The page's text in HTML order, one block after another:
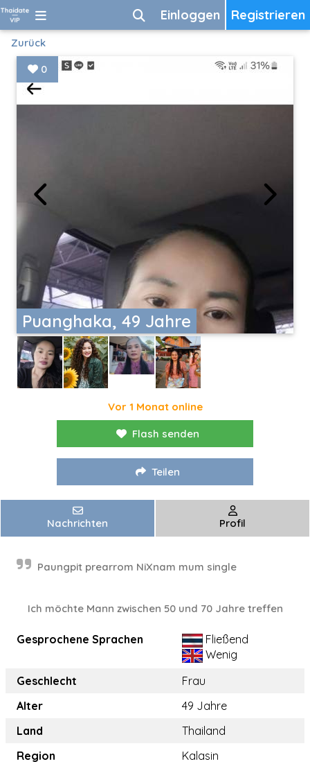
Registrieren
Einloggen
Zurück
Puanghaka, 49 Jahre
0
Vor 1 Monat online
Flash senden
Teilen
Nachrichten Profil
Paungpit prearrom NiXnam mum single
Ich möchte Mann zwischen 50 und 70 Jahre treffen
Gesprochene Sprachen
Fließend
Wenig
Geschlecht
Frau
Alter
49 Jahre
Land
Thailand
Region
Kalasin